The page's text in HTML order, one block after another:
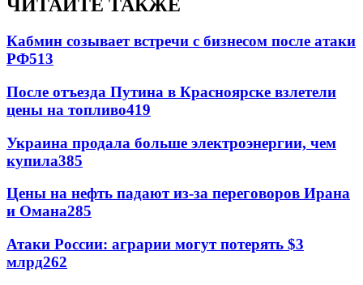
ЧИТАЙТЕ ТАКЖЕ
Кабмин созывает встречи с бизнесом после атаки
РФ513
После отъезда Путина в Красноярске взлетели
цены на топливо419
Украина продала больше электроэнергии, чем
купила385
Цены на нефть падают из-за переговоров Ирана
и Омана285
Атаки России: аграрии могут потерять $3
млрд262